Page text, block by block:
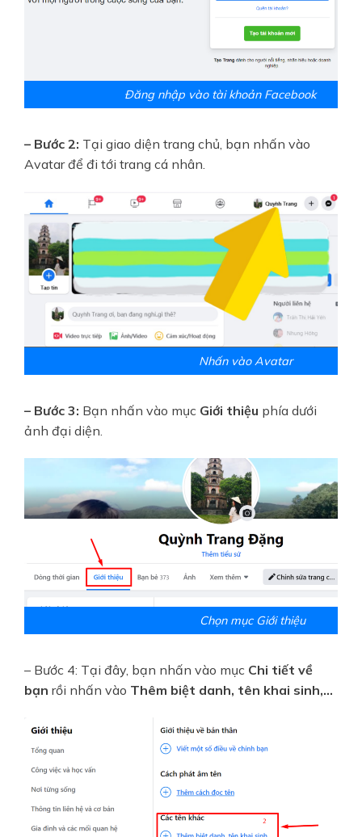
Đăng nhập vào tài khoản Facebook
– Bước 2: Tại giao diện trang chủ, bạn nhấn vào
Avatar để đi tới trang cá nhân.
Nhấn vào Avatar
– Bước 3: Bạn nhấn vào mục Giới thiệu phía dưới
ảnh đại diện.
Chọn mục Giới thiệu
– Bước 4: Tại đây, bạn nhấn vào mục Chi tiết về
bạn rồi nhấn vào Thêm biệt danh, tên khai sinh,…